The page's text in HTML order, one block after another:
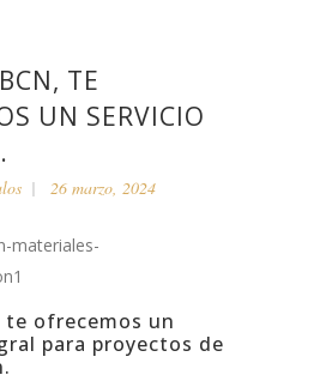
TE
UN SERVICIO
26 marzo, 2024
te ofrecemos un
para proyectos de